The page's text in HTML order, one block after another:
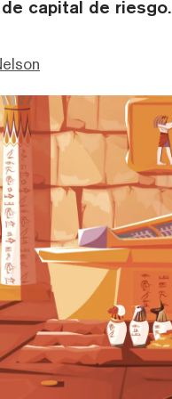
capital de riesgo.